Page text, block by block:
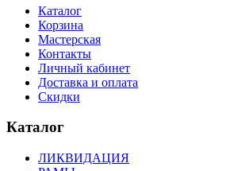
Каталог
Корзина
Мастерская
Контакты
Личный кабинет
Доставка и оплата
Скидки
Каталог
ЛИКВИДАЦИЯ